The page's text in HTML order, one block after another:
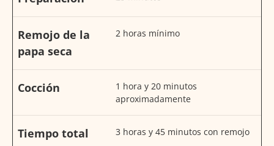
Remojo de la
papa seca
2 horas mínimo
Cocción
1 hora y 20 minutos
aproximadamente
Tiempo total 3 horas y 45 minutos con remojo